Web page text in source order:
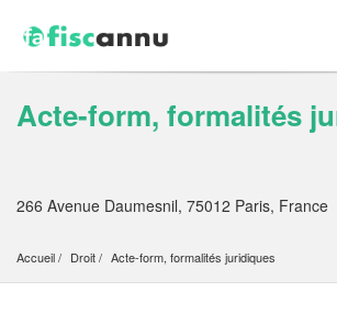
Acte-form, formalités
266 Avenue Daumesnil, 75012 Paris, France
Accueil Droit Acte-form, formalités juridiques